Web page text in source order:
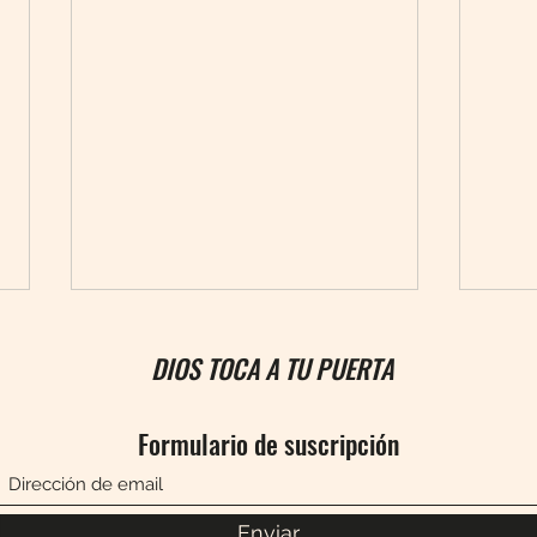
¿Por qué no germina la semilla?
DIOS TOCA A TU PUERTA
Formulario de suscripción